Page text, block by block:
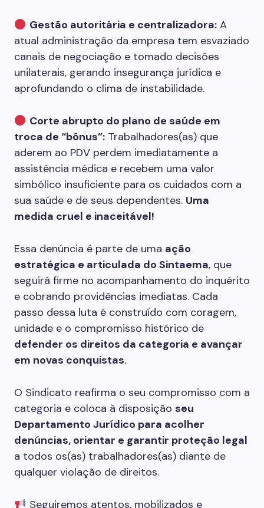
Gestão autoritária e centralizadora:A
atual administração da empresa tem esvaziado
canais de negociação e tomado decisões
unilaterais, gerando insegurança jurídica e
aprofundando o clima de instabilidade.
Corte abrupto do plano de saúde em
troca de “bônus”: Trabalhadores(as) que
aderem ao PDV perdem imediatamente a
assistência médica e recebem uma valor
simbólico insuficiente para os cuidados com a
sua saúde e de seus dependentes. Uma
medida cruel e inaceitável!
Essa denúncia é parte de uma ação
estratégica e articulada do Sintaema, que
seguirá firme no acompanhamento do inquérito
e cobrando providências imediatas. Cada
passo dessa luta é construído com coragem,
unidade e o compromisso histórico de
defender os direitos da categoria e avançar
em novas conquistas.
O Sindicato reafirma o seu compromisso com a
categoria e coloca à disposição seu
Departamento Jurídico para acolher
denúncias, orientar e garantir proteção legal
a todos os(as) trabalhadores(as) diante de
qualquer violação de direitos.
Seguiremos atentos, mobilizados e